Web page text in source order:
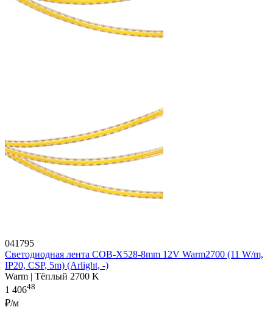
041795
Светодиодная лента COB-X528-8mm 12V Warm2700 (11 W/m,
IP20, CSP, 5m) (Arlight, -)
Warm | Тёплый 2700 K
1 40648
₽/м